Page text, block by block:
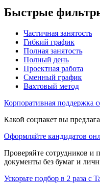
Быстрые
Частичная занятость
Гибкий график
Полная занятость
Полный день
Проектная работа
Сменный график
Вахтовый метод
Корпоративная поддержка
Какой соцпакет вы
Оформляйте кандидатов
Проверяйте сотрудников и
документы без бумаг и
Ускорьте подбор в 2 раза с